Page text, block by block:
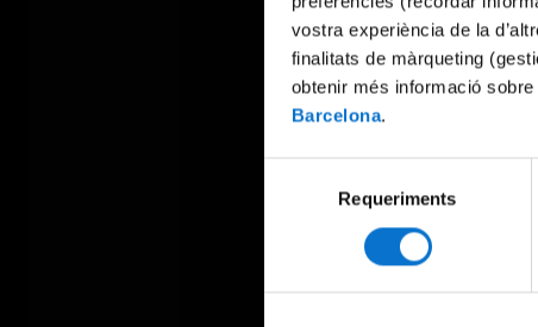
vostra experiència de la
finalitats de màrqueting
obtenir més informació
Barcelona.
Requeriments